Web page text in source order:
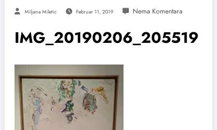
Miljana Miletic Februar 11, 2019
IMG_20190206_205519